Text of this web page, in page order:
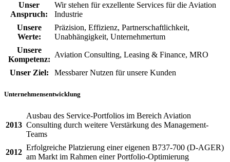
Unser
Anspruch:
Wir stehen für exzellente Services für die Aviation
Industrie
Unsere
Werte:
Präzision, Effizienz, Partnerschaftlichkeit,
Unabhängigkeit, Unternehmertum
Unsere
Kompetenz:
Aviation Consulting, Leasing & Finance, MRO
Unser Ziel: Messbarer Nutzen für unsere Kunden
Unternehmensentwicklung
2013
Ausbau des Service-Portfolios im Bereich Aviation
Consulting durch weitere Verstärkung des Management-
Teams
2012
Erfolgreiche Platzierung einer eigenen B737-700 (D-AGER)
am Markt im Rahmen einer Portfolio-Optimierung